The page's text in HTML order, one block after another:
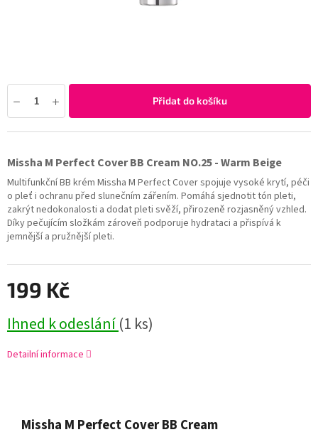
199 Kč
Ihned k odeslání(1 ks)
Přidat do košíku
Missha M Perfect Cover BB Cream NO.25 - Warm Beige
Multifunkční BB krém Missha M Perfect Cover spojuje vysoké krytí, péči
o pleť i ochranu před slunečním zářením. Pomáhá sjednotit tón pleti,
zakrýt nedokonalosti a dodat pleti svěží, přirozeně rozjasněný vzhled.
Díky pečujícím složkám zároveň podporuje hydrataci a přispívá k
jemnější a pružnější pleti.
Detailní informace
Missha M Perfect Cover BB Cream